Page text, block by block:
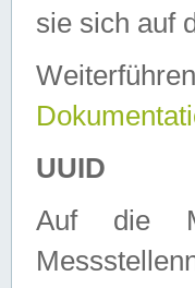
sie sich auf
UUID
Auf die